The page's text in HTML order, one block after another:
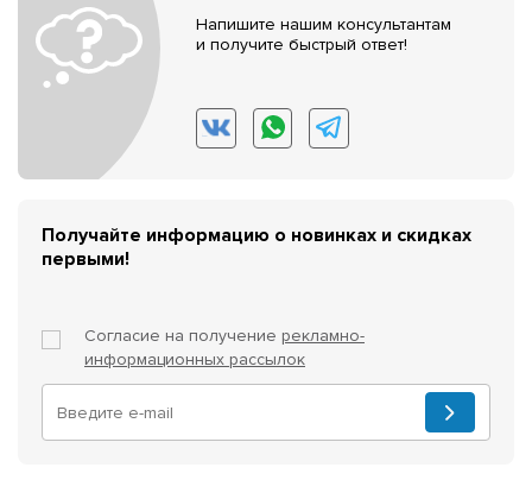
Напишите нашим консультантам
и получите быстрый ответ!
Получайте информацию о новинках и скидках
первыми!
Согласие на получение рекламно-
информационных рассылок